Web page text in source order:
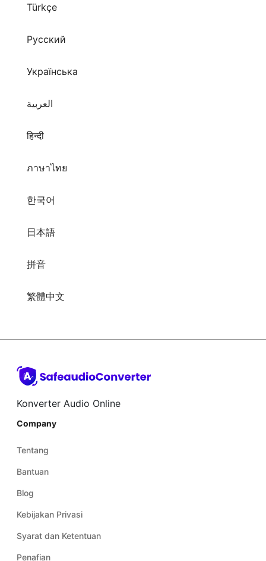
Türkçe
Русский
Українська
العربية
हिन्दी
ภาษาไทย
한국어
日本語
拼音
繁體中文
Konverter Audio Online
Company
Tentang
Bantuan
Blog
Kebijakan Privasi
Syarat dan Ketentuan
Penafian